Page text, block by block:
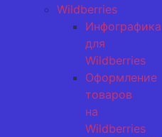
Wildberries
Инфографика
для
Wildberries
Оформление
товаров
на
Wildberries